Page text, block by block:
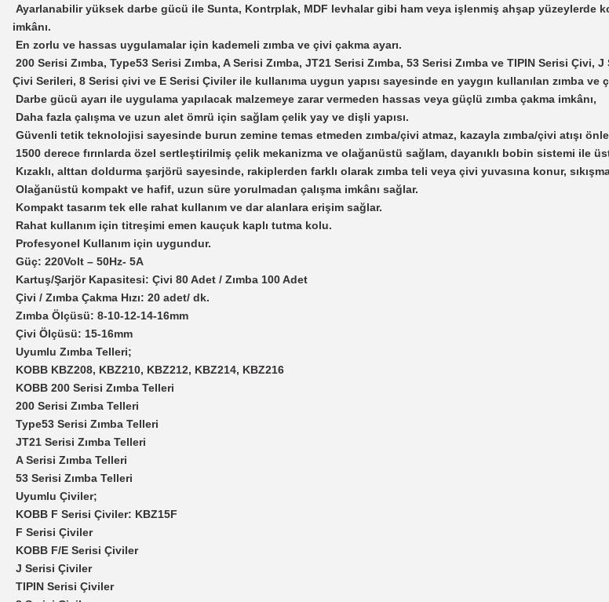
Ayarlanabilir yüksek darbe gücü ile Sunta, Kontrplak, MDF levhalar gibi ham veya işlenmiş ahşap yüzeylerde
imkânı.
En zorlu ve hassas uygulamalar için kademeli zımba ve çivi çakma ayarı.
200 Serisi Zımba, Type53 Serisi Zımba, A Serisi Zımba, JT21 Serisi Zımba, 53 Serisi Zımba ve TIPIN Serisi
Çivi Serileri, 8 Serisi çivi ve E Serisi Çiviler ile kullanıma uygun yapısı sayesinde en yaygın kullanılan zımba ve
Darbe gücü ayarı ile uygulama yapılacak malzemeye zarar vermeden hassas veya güçlü zımba çakma imkânı,
Daha fazla çalışma ve uzun alet ömrü için sağlam çelik yay ve dişli yapısı.
Güvenli tetik teknolojisi sayesinde burun zemine temas etmeden zımba/çivi atmaz, kazayla zımba/çivi atışı
1500 derece fırınlarda özel sertleştirilmiş çelik mekanizma ve olağanüstü sağlam, dayanıklı bobin sistemi ile
Kızaklı, alttan doldurma şarjörü sayesinde, rakiplerden farklı olarak zımba teli veya çivi yuvasına konur,
Olağanüstü kompakt ve hafif, uzun süre yorulmadan çalışma imkânı sağlar.
Kompakt tasarım tek elle rahat kullanım ve dar alanlara erişim sağlar.
Rahat kullanım için titreşimi emen kauçuk kaplı tutma kolu.
Profesyonel Kullanım için uygundur.
Güç: 220Volt – 50Hz- 5A
Kartuş/Şarjör Kapasitesi: Çivi 80 Adet / Zımba 100 Adet
Çivi / Zımba Çakma Hızı: 20 adet/ dk.
Zımba Ölçüsü: 8-10-12-14-16mm
Çivi Ölçüsü: 15-16mm
Uyumlu Zımba Telleri;
KOBB KBZ208, KBZ210, KBZ212, KBZ214, KBZ216
KOBB 200 Serisi Zımba Telleri
200 Serisi Zımba Telleri
Type53 Serisi Zımba Telleri
JT21 Serisi Zımba Telleri
A Serisi Zımba Telleri
53 Serisi Zımba Telleri
Uyumlu Çiviler;
KOBB F Serisi Çiviler: KBZ15F
F Serisi Çiviler
KOBB F/E Serisi Çiviler
J Serisi Çiviler
TIPIN Serisi Çiviler